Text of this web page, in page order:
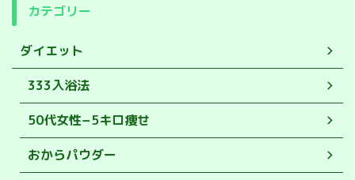
カテゴリー
ダイエット
333入浴法
50代女性−5キロ痩せ
おからパウダー